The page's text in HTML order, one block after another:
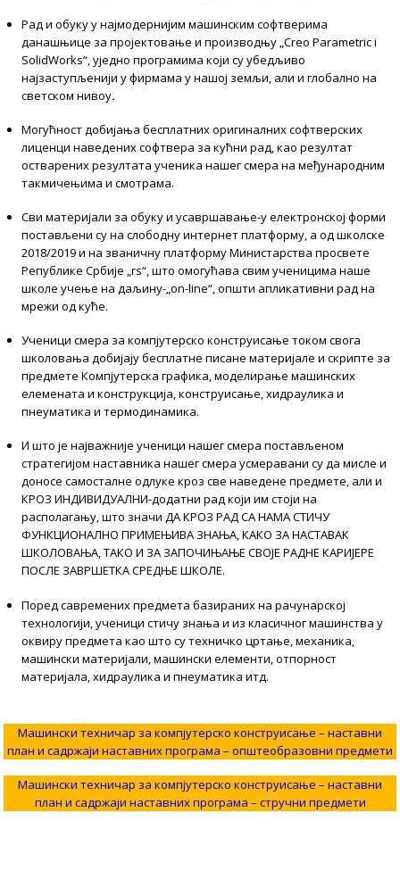
Рад и обуку у најмодернијим машинским софтверима
данашњице за пројектовање и производњу „Creo Parametric i
SolidWorks“, уједно програмима који су убедљиво
најзаступљенији у фирмама у нашој земљи, али и глобално на
светском нивоу.
Могућност добијања бесплатних оригиналних софтверских
лиценци наведених софтвера за кућни рад, као резултат
остварених резултата ученика нашег смера на међународним
такмичењима и смотрама.
Сви материјали за обуку и усавршавање-у електронској форми
постављени су на слободну интернет платформу, а од школске
2018/2019 и на званичну платформу Министарства просвете
Републике Србије „rs“, што омогућава свим ученицима наше
школе учење на даљину-„on-line“, општи апликативни рад на
мрежи од куће.
Ученици смера за компјутерско конструисање током свога
школовања добијају бесплатне писане материјале и скрипте за
предмете Компјутерска графика, моделирање машинских
елемената и конструкција, конструисање, хидраулика и
пнеуматика и термодинамика.
И што је најважније ученици нашег смера постављеном
стратегијом наставника нашег смера усмеравани су да мисле и
доносе самосталне одлуке кроз све наведене предмете, али и
КРОЗ ИНДИВИДУАЛНИ-додатни рад који им стоји на
располагању, што значи ДА КРОЗ РАД СА НАМА СТИЧУ
ФУНКЦИОНАЛНО ПРИМЕЊИВА ЗНАЊА, КАКО ЗА НАСТАВАК
ШКОЛОВАЊА, ТАКО И ЗА ЗАПОЧИЊАЊЕ СВОЈЕ РАДНЕ КАРИЈЕРЕ
ПОСЛЕ ЗАВРШЕТКА СРЕДЊЕ ШКОЛЕ.
Поред савремених предмета базираних на рачунарској
технологији, ученици стичу знања и из класичног машинства у
оквиру предмета као што су техничко цртање, механика,
машински материјали, машински елементи, отпорност
материјала, хидраулика и пнеуматика итд.
Машински техничар за компјутерско конструисање – наставни
план и садржаји наставних програма – општеобразовни предмети
Машински техничар за компјутерско конструисање – наставни
план и садржаји наставних програма – стручни предмети